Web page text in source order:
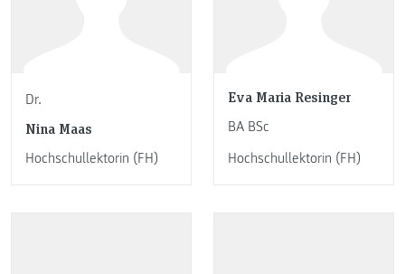
Dr.
Nina Maas
Hochschullektorin (FH)
Eva Maria Resinger
BA BSc
Hochschullektorin (FH)